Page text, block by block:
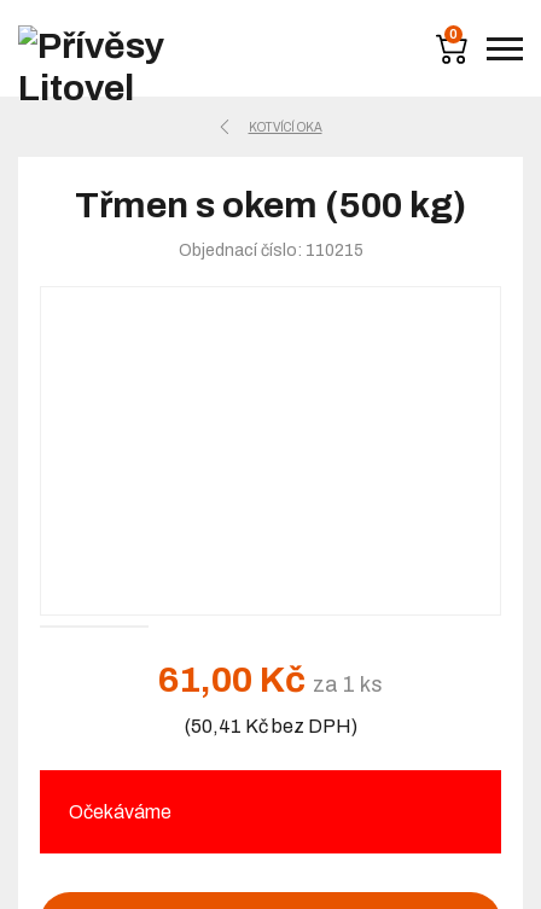
0
KOTVÍCÍ OKA
Třmen s okem (500 kg)
Objednací číslo: 110215
61,00 Kč za 1 ks
(50,41 Kč bez DPH)
Očekáváme